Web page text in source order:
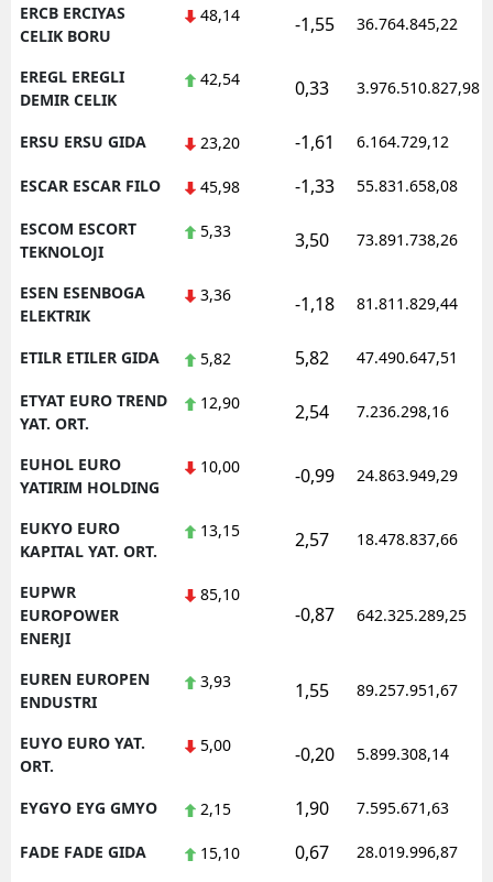
ERCB ERCIYAS
CELIK BORU
48,14 -1,55 36.764.845,22
EREGL EREGLI
DEMIR CELIK
42,54 0,33 3.976.510.827,98
ERSU ERSU GIDA 23,20 -1,61 6.164.729,12
ESCAR ESCAR FILO 45,98 -1,33 55.831.658,08
ESCOM ESCORT
TEKNOLOJI
5,33 3,50 73.891.738,26
ESEN ESENBOGA
ELEKTRIK
3,36 -1,18 81.811.829,44
ETILR ETILER GIDA 5,82 5,82 47.490.647,51
ETYAT EURO TREND
YAT. ORT.
12,90 2,54 7.236.298,16
EUHOL EURO
YATIRIM HOLDING
10,00 -0,99 24.863.949,29
EUKYO EURO
KAPITAL YAT. ORT.
13,15 2,57 18.478.837,66
EUPWR
EUROPOWER
ENERJI
85,10
-0,87 642.325.289,25
EUREN EUROPEN
ENDUSTRI
3,93 1,55 89.257.951,67
EUYO EURO YAT.
ORT.
5,00 -0,20 5.899.308,14
EYGYO EYG GMYO 2,15 1,90 7.595.671,63
FADE FADE GIDA 15,10 0,67 28.019.996,87